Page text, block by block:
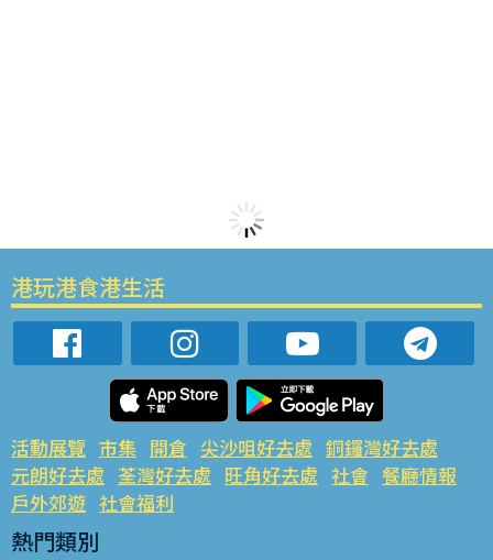
港玩港食港生活
活動展覽 市集 開倉 尖沙咀好去處 銅鑼灣好去處
元朗好去處 荃灣好去處 旺角好去處 社會 餐廳情報
戶外郊遊 社會福利
熱門類別